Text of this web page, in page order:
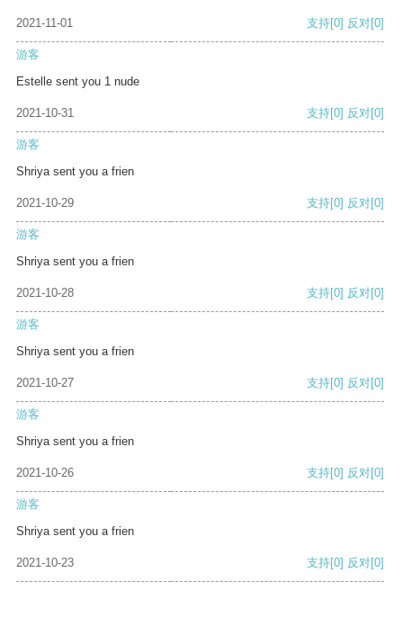
2021-11-01 支持[0] 反对[0]
游客
Estelle sent you 1 nude
2021-10-31 支持[0] 反对[0]
游客
Shriya sent you a frien
2021-10-29 支持[0] 反对[0]
游客
Shriya sent you a frien
2021-10-28 支持[0] 反对[0]
游客
Shriya sent you a frien
2021-10-27 支持[0] 反对[0]
游客
Shriya sent you a frien
2021-10-26 支持[0] 反对[0]
游客
Shriya sent you a frien
2021-10-23 支持[0] 反对[0]